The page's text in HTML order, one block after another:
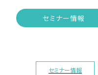
セミナー情報
セミナー情報